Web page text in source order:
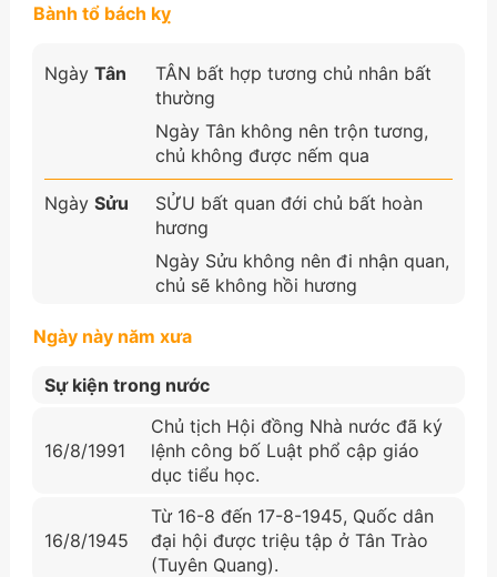
Bành tổ bách kỵ
Ngày Tân
TÂN bất hợp tương chủ nhân bất
thường
Ngày Tân không nên trộn tương,
chủ không được nếm qua
Ngày Sửu
SỬU bất quan đới chủ bất hoàn
hương
Ngày Sửu không nên đi nhận quan,
chủ sẽ không hồi hương
Ngày này năm xưa
Sự kiện trong nước
16/8/1991
Chủ tịch Hội đồng Nhà nước đã ký
lệnh công bố Luật phổ cập giáo
dục tiểu học.
16/8/1945
Từ 16-8 đến 17-8-1945, Quốc dân
đại hội được triệu tập ở Tân Trào
(Tuyên Quang).